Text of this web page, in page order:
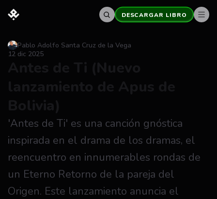
DESCARGAR LIBRO
12 dic 2025
Pablo Adolfo Santa Cruz de la Vega
'Antes de Ti' es una canción gnóstica
inspirada en el drama de los dramas, el
reencuentro en innumerables rondas de
un Eterno Retorno de la pareja del
Origen. Este lanzamiento anuncia el